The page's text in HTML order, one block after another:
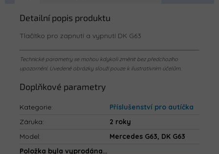
Detailní popis produktu
Tlačítko pro zapnutí a vypnutí DK G63
Technické parametry se mohou kdykoli změnit bez předchozího
upozornění. Uvedené obrázky slouží pouze k ilustrativním účelům.
Doplňkové parametry
Kategorie:
Příslušenství pro autíčka
Záruka:
2 roky
Model:
Mercedes G63, DK G63
Položka byla vyprodána…